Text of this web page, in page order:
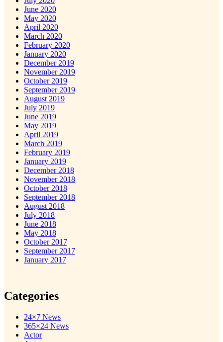
June 2020
May 2020
April 2020
March 2020
February 2020
January 2020
December 2019
November 2019
October 2019
September 2019
August 2019
July 2019
June 2019
May 2019
April 2019
March 2019
February 2019
January 2019
December 2018
November 2018
October 2018
September 2018
August 2018
July 2018
June 2018
May 2018
October 2017
September 2017
January 2017
Categories
24×7 News
365×24 News
Actor